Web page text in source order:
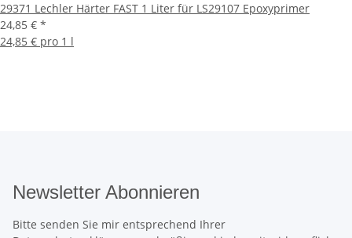
29371 Lechler Härter FAST 1 Liter für LS29107 Epoxyprimer
24,85 € *
24,85 € pro 1 l
Newsletter Abonnieren
Bitte senden Sie mir entsprechend Ihrer